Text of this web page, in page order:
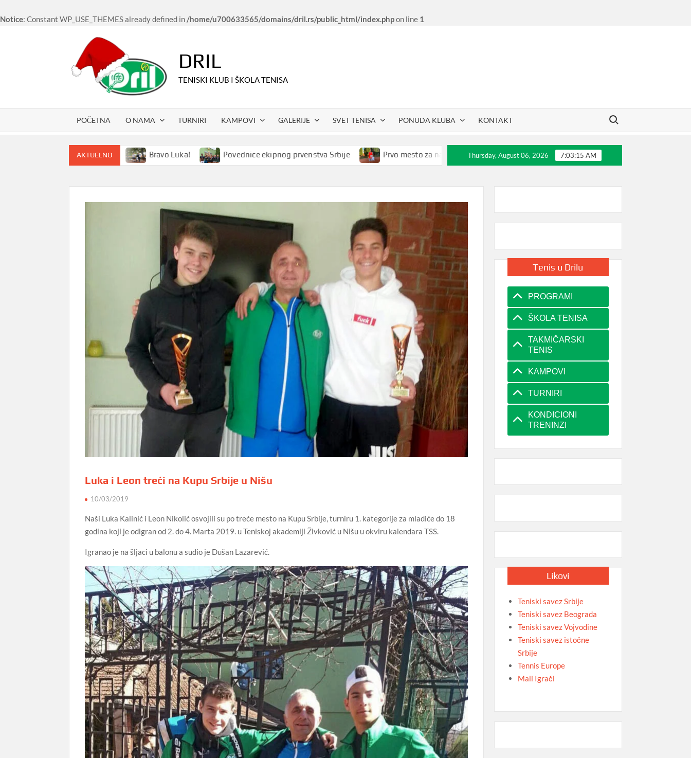
Notice: Constant WP_USE_THEMES already defined in/home/u700633565/domains/dril.rs/public_html/index.phpon line 1
DRIL
TENISKI KLUB I ŠKOLA TENISA
POČETNA O NAMA TURNIRI KAMPOVI GALERIJE SVET TENISA PONUDA KLUBA KONTAKT
Search for:
AKTUELNO
i u 2024. godini Bravo Luka! Povednice ekipnog prvenstva Srbije Prvo mesto za našeg Petra Rakovića 30 godina Dril-a
Thursday, August 06, 2026 7:03:16 AM
Luka i Leon treći na Kupu Srbije u Nišu
10/03/2019
Naši Luka Kalinić i Leon Nikolić osvojili su po treće mesto na Kupu Srbije, turniru 1. kategorije za mladiće do 18
godina koji je odigran od 2. do 4. Marta 2019. u Teniskoj akademiji Živković u Nišu u okviru kalendara TSS.
Igranao je na šljaci u balonu a sudio je Dušan Lazarević.
Tenis u Drilu
PROGRAMI
ŠKOLA TENISA
TAKMIČARSKI
TENIS
KAMPOVI
TURNIRI
KONDICIONI
TRENINZI
Likovi
Teniski savez Srbije
Teniski savez Beograda
Teniski savez Vojvodine
Teniski savez istočne
Srbije
Tennis Europe
Mali Igrači